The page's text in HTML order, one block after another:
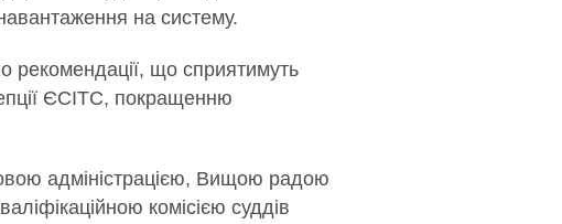
на систему.
рекомендації, що сприятимуть
ЄСІТС, покращенню
адміністрацією, Вищою радою
комісією суддів